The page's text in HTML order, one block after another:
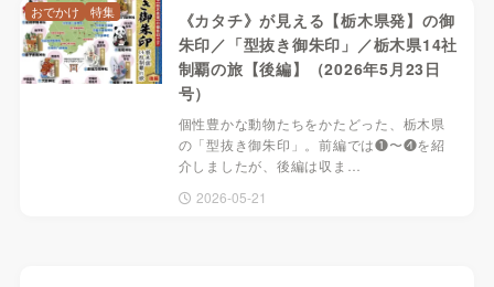
《カタチ》が見える【栃木県発】の御
朱印／「型抜き御朱印」／栃木県14社
制覇の旅【後編】（2026年5月23日
号）
個性豊かな動物たちをかたどった、栃木県
の「型抜き御朱印」。前編では❶〜❹を紹
介しましたが、後編は収ま…
2026-05-21
おでかけ 特集